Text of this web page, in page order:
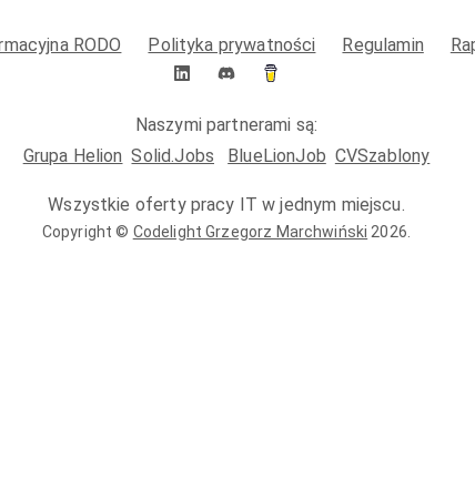
RODO Polityka prywatności Regulamin
Naszymi partnerami są:
Grupa Helion Solid.Jobs BlueLionJob CVSzablony
Wszystkie oferty pracy IT w jednym miejscu.
Copyright © Codelight Grzegorz Marchwiński 2026.